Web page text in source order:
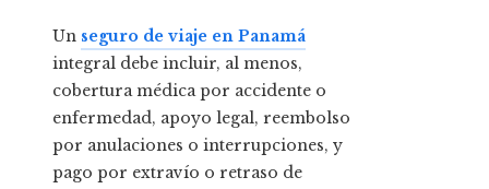
Un seguro de viaje en Panamá
integral debe incluir, al menos,
cobertura médica por accidente o
enfermedad, apoyo legal, reembolso
por anulaciones o interrupciones, y
pago por extravío o retraso de